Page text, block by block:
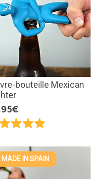
bouteille Mexican
MADE IN SPAIN